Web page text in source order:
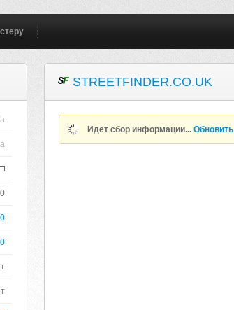
0
STREETFINDER.CO.UK
Идет сбор информации...Обновить